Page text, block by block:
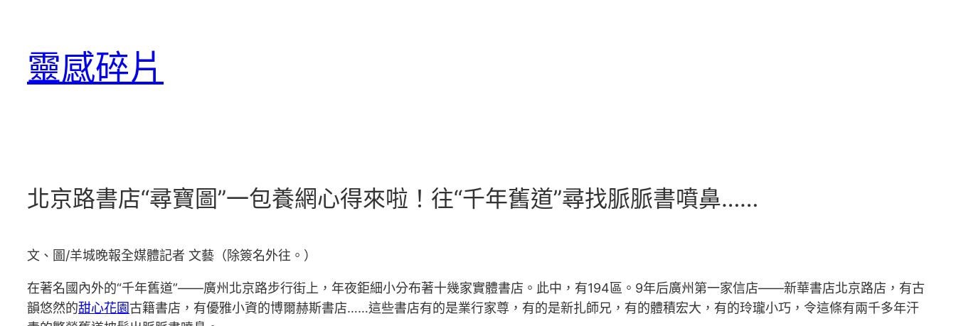
靈感碎片
北京路書店“尋寶圖”一包養網心得來啦！往“千年舊道”尋找脈脈書噴鼻……
文、圖/羊城晚報全媒體記者 文藝（除簽名外往。）
在著名國內外的“千年舊道”——廣州北京路步行街上，年夜鉅細小分布著十幾家實體書店。此中，有194區。9年后廣州第一家信店——新華書店北京路店，有古
韻悠然的甜心花園古籍書店，有優雅小資的博爾赫斯書店……這些書店有的是業行家尊，有的是新扎師兄，有的體積宏大，有的玲瓏小巧，令這條有兩千多年汗